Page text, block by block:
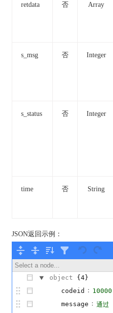
retdata 否 Array
s_msg 否 Integer
s_status 否 Integer
time 否 String
JSON返回示例：
Select a node...
object
{4}
codeid : 10000
message : 通过